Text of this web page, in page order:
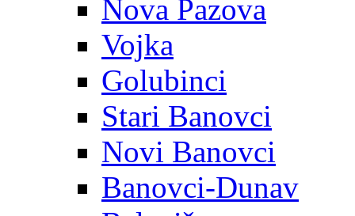
Nova Pazova
Vojka
Golubinci
Stari Banovci
Novi Banovci
Banovci-Dunav